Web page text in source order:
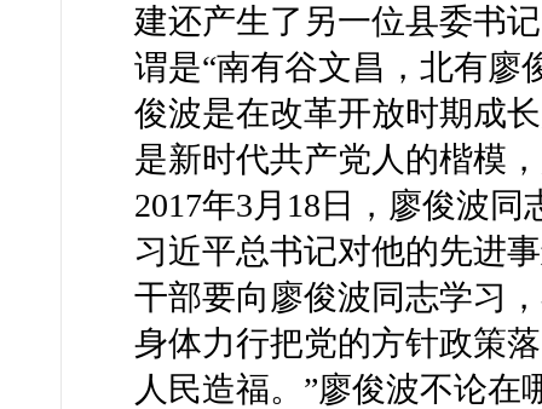
建还产生了另一位县委书
谓是“南有谷文昌，北有廖
俊波是在改革开放时期成
是新时代共产党人的楷模
2017年3月18日，廖俊波
习近平总书记对他的先进
干部要向廖俊波同志学习
身体力行把党的方针政策
人民造福。”廖俊波不论在